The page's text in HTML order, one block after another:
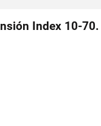
Index 10-